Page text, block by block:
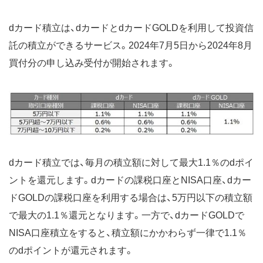
dカード積立は、dカードとdカードGOLDを利用して投資信
託の積立ができるサービス。2024年7月5日から2024年8月
買付分の申し込み受付が開始されます。
dカード積立では、毎月の積立額に対して最大1.1％のdポイ
ントを還元します。dカードの課税口座とNISA口座、dカー
ドGOLDの課税口座を利用する場合は、5万円以下の積立額
で最大の1.1％還元となります。一方で、dカードGOLDで
NISA口座積立をすると、積立額にかかわらず一律で1.1％
のdポイントが還元されます。